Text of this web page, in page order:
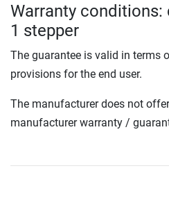
Warranty
1 stepper
The guarantee is valid in terms
provisions for the end user.
The manufacturer does not
manufacturer warranty /